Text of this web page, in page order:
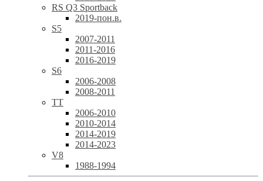
RS Q3 Sportback
2019-пон.в.
S5
2007-2011
2011-2016
2016-2019
S6
2006-2008
2008-2011
TT
2006-2010
2010-2014
2014-2019
2014-2023
V8
1988-1994